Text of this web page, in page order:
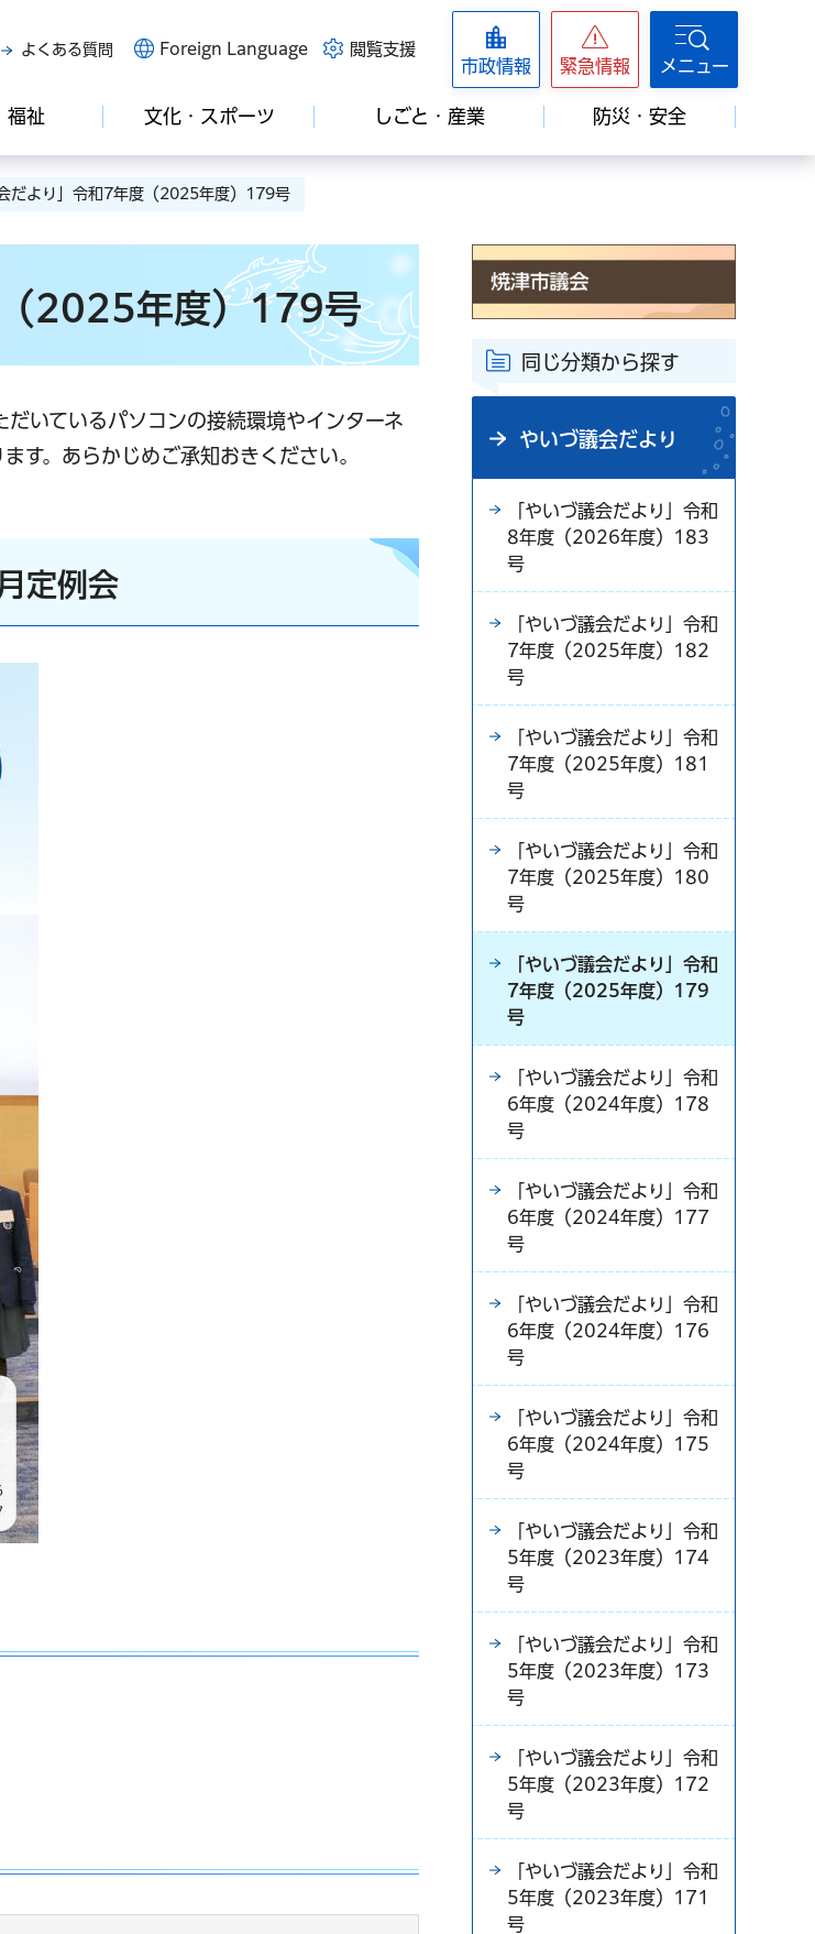
よくある質問 Foreign Language 閲覧支援
市政情報 緊急情報 メニュー
福祉 文化・スポーツ しごと・産業 防災・安全
だより」令和7年度（2025年度）179号
（2025年度）179号
いているパソコンの接続環境やインターネ
す。あらかじめご承知おきください。
定例会
同じ分類から探す
やいづ議会だより
「やいづ議会だより」令和
8年度（2026年度）183
号
「やいづ議会だより」令和
7年度（2025年度）182
号
「やいづ議会だより」令和
7年度（2025年度）181
号
「やいづ議会だより」令和
7年度（2025年度）180
号
「やいづ議会だより」令和
7年度（2025年度）179
号
「やいづ議会だより」令和
6年度（2024年度）178
号
「やいづ議会だより」令和
6年度（2024年度）177
号
「やいづ議会だより」令和
6年度（2024年度）176
号
「やいづ議会だより」令和
6年度（2024年度）175
号
「やいづ議会だより」令和
5年度（2023年度）174
号
「やいづ議会だより」令和
5年度（2023年度）173
号
「やいづ議会だより」令和
5年度（2023年度）172
号
「やいづ議会だより」令和
5年度（2023年度）171
号